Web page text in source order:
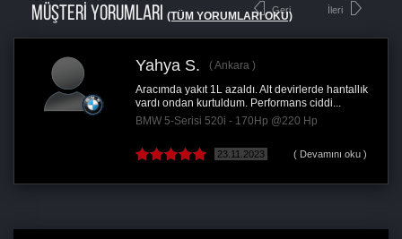
MÜŞTERİ YORUMLARI (TÜM YORUMLARI OKU)
Geri
Yahya S.
Ankara
Aracımda yakıt 1L azaldı. Alt devirlerde hantallık
vardı ondan kurtuldum. Performans ciddi...
BMW 5-Serisi 520i - 170Hp @220 Hp
23.11.2023 ( Devamını oku )
İleri